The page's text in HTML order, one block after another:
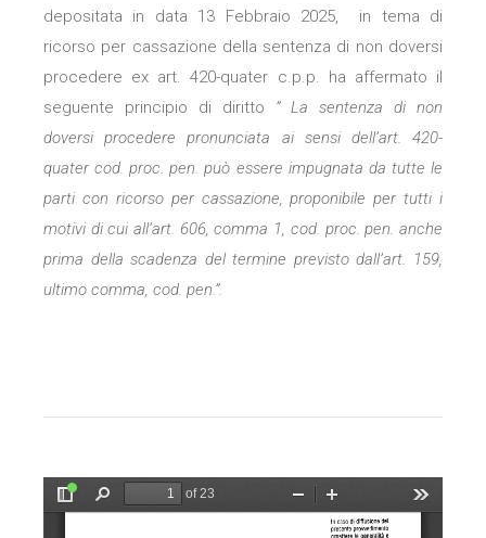
depositata in data 13 Febbraio 2025, in tema di
ricorso per cassazione della sentenza di non doversi
procedere ex art. 420-quater c.p.p. ha affermato il
seguente principio di diritto ” La sentenza di non
doversi procedere pronunciata ai sensi dell’art. 420-
quater cod. proc. pen. può essere impugnata da tutte le
parti con ricorso per cassazione, proponibile per tutti i
motivi di cui all’art. 606, comma 1, cod. proc. pen. anche
prima della scadenza del termine previsto dall’art. 159,
ultimo comma, cod. pen.”.